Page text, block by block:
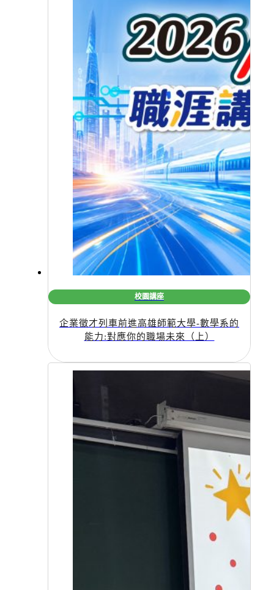
校園講座
企業徵才列車前進高雄師範大學-數學系的
能力:對應你的職場未來（上）